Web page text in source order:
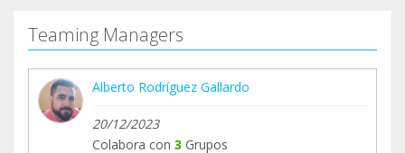
Teaming Managers
Alberto Rodríguez Gallardo
20/12/2023
Colabora con 3 Grupos